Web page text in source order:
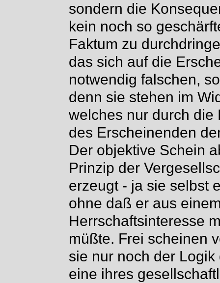
sondern die
kein noch so
Faktum zu
das sich auf die
notwendig falschen,
denn sie stehen im
welches nur durch die
des Erscheinenden
Der objektive Schein
Prinzip der
erzeugt - ja sie selbst
ohne daß er aus
Herrschaftsinteresse
müßte. Frei scheinen
sie nur noch der
eine ihres